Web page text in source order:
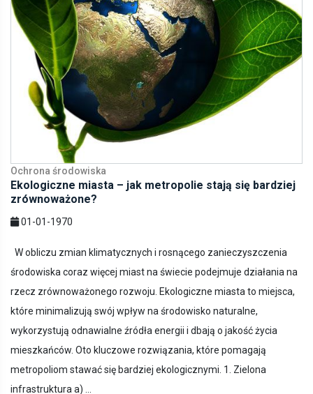
Ochrona środowiska
Ekologiczne miasta – jak metropolie stają się bardziej
zrównoważone?
01-01-1970
W obliczu zmian klimatycznych i rosnącego zanieczyszczenia
środowiska coraz więcej miast na świecie podejmuje działania na
rzecz zrównoważonego rozwoju. Ekologiczne miasta to miejsca,
które minimalizują swój wpływ na środowisko naturalne,
wykorzystują odnawialne źródła energii i dbają o jakość życia
mieszkańców. Oto kluczowe rozwiązania, które pomagają
metropoliom stawać się bardziej ekologicznymi. 1. Zielona
infrastruktura a) ...